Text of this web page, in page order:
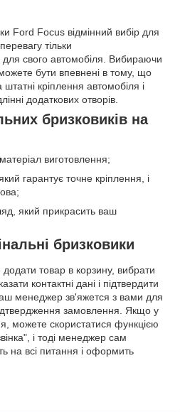
Ford Focus відмінний вибір для
тільки
свого автомобіля. Вибираючи
бути впевнені в тому, що
кріплення автомобіля і
додаткових отворів.
бризковиків на
виготовлення;
гарантує точне кріплення, і
який прикрасить ваш
бризковики
товар в корзину, вибрати
контактні дані і підтвердити
менеджер зв'яжется з вами для
замовлення. Якщо у
можете скористатися функцією
і тоді менеджер сам
на всі питання і оформить